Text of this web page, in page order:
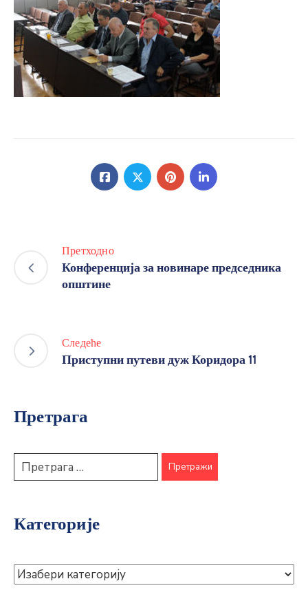
Претходно
Конференција за новинаре председника
општине
Следеће
Приступни путеви дуж Коридора 11
Претрага
Категорије